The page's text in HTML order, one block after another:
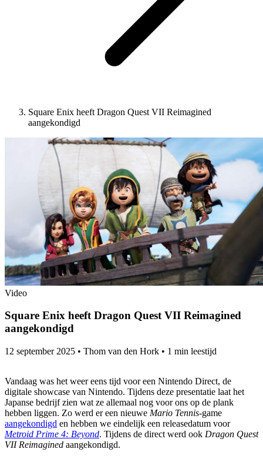
Square Enix heeft Dragon Quest VII Reimagined
aangekondigd
Video
Square Enix heeft Dragon Quest VII Reimagined
aangekondigd
12 september 2025 • Thom van den Hork • 1 min leestijd
Vandaag was het weer eens tijd voor een Nintendo Direct, de
digitale showcase van Nintendo. Tijdens deze presentatie laat het
Japanse bedrijf zien wat ze allemaal nog voor ons op de plank
hebben liggen. Zo werd er een nieuwe Mario Tennis-game
aangekondigd en hebben we eindelijk een releasedatum voor
Metroid Prime 4: Beyond. Tijdens de direct werd ook Dragon Quest
VII Reimagined aangekondigd.